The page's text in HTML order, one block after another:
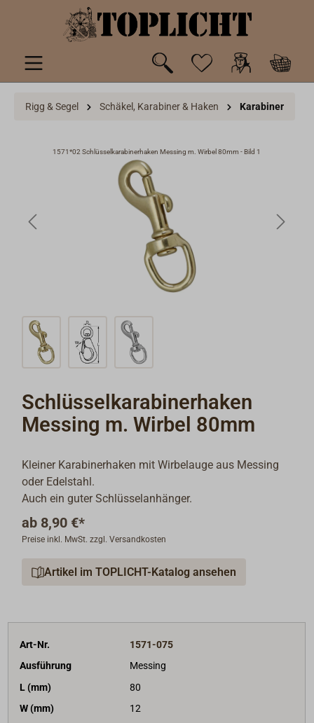
springen
Rigg & Segel Schäkel, Karabiner & Haken Karabiner
1571*02 Schlüsselkarabinerhaken Messing m. Wirbel 80mm - Bild 1
Schlüsselkarabinerhaken
Messing m. Wirbel 80mm
Kleiner Karabinerhaken mit Wirbelauge aus Messing
oder Edelstahl.
Auch ein guter Schlüsselanhänger.
ab 8,90 €*
Preise inkl. MwSt. zzgl. Versandkosten
Artikel im TOPLICHT-Katalog ansehen
Art-Nr.
1571-075
Ausführung
Messing
L (mm)
80
W (mm)
12